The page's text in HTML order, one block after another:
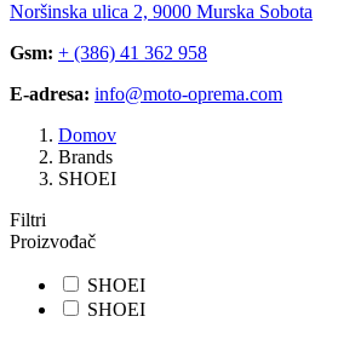
Noršinska ulica 2, 9000 Murska Sobota
Gsm: + (386) 41 362 958
E-adresa: info@moto-oprema.com
Domov
Brands
SHOEI
Filtri
Proizvođač
SHOEI
SHOEI